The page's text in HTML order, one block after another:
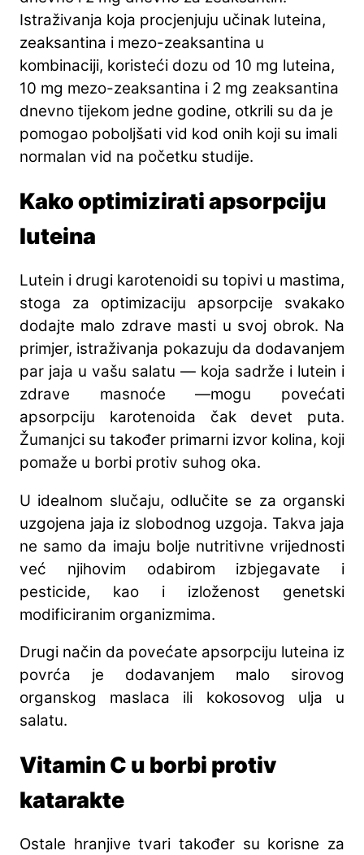
Istraživanja koja procjenjuju učinak luteina,
zeaksantina i mezo-zeaksantina u
kombinaciji, koristeći dozu od 10 mg luteina,
10 mg mezo-zeaksantina i 2 mg zeaksantina
dnevno tijekom jedne godine, otkrili su da je
pomogao poboljšati vid kod onih koji su imali
normalan vid na početku studije.
Kako optimizirati apsorpciju
luteina
Lutein i drugi karotenoidi su topivi u mastima,
stoga za optimizaciju apsorpcije svakako
dodajte malo zdrave masti u svoj obrok. Na
primjer, istraživanja pokazuju da dodavanjem
par jaja u vašu salatu — koja sadrže i lutein i
zdrave masnoće —mogu povećati
apsorpciju karotenoida čak devet puta.
Žumanjci su također primarni izvor kolina, koji
pomaže u borbi protiv suhog oka.
U idealnom slučaju, odlučite se za organski
uzgojena jaja iz slobodnog uzgoja. Takva jaja
ne samo da imaju bolje nutritivne vrijednosti
već njihovim odabirom izbjegavate i
pesticide, kao i izloženost genetski
modificiranim organizmima.
Drugi način da povećate apsorpciju luteina iz
povrća je dodavanjem malo sirovog
organskog maslaca ili kokosovog ulja u
salatu.
Vitamin C u borbi protiv
katarakte
Ostale hranjive tvari također su korisne za